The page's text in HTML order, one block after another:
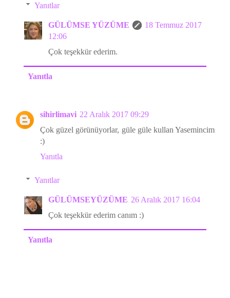
Yanıtlar
GÜLÜMSE YÜZÜME
18 Temmuz 2017
12:06
Çok teşekkür ederim.
Yanıtla
sihirlimavi 22 Aralık 2017 09:29
Çok güzel görünüyorlar, güle güle kullan Yasemincim
:)
Yanıtla
Yanıtlar
GÜLÜMSEYÜZÜME 26 Aralık 2017 16:04
Çok teşekkür ederim canım :)
Yanıtla